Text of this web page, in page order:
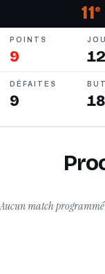
11e
POINTS
9 12
DÉFAITES
9 18
Aucun match